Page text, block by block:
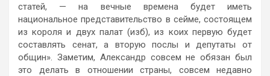
статей, — на вечные времена будет иметь
национальное представительство в сейме, состоящем
из короля и двух палат (изб), из коих первую будет
составлять сенат, а вторую послы и депутаты от
общин». Заметим, Александр совсем не обязан был
это делать в отношении страны, совсем недавно